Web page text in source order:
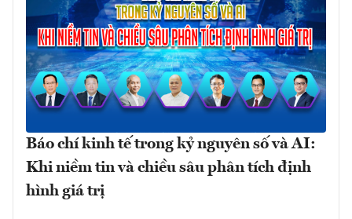
Báo chí kinh tế trong kỷ nguyên số và AI:
Khi niềm tin và chiều sâu phân tích định
hình giá trị